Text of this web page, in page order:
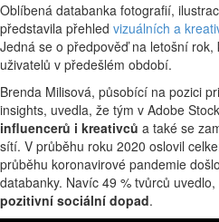
Oblíbená databanka fotografií,
představila přehled vizuálních a
Jedná se o předpověď na letošní
uživatelů v předešlém období.
Brenda Milisová, působící na pozici
insights, uvedla, že tým v Adobe
influencerů i kreativců a také se
sítí. V průběhu roku 2020 oslovil
průběhu koronavirové pandemie
databanky. Navíc 49 % tvůrců
pozitivní sociální dopad.